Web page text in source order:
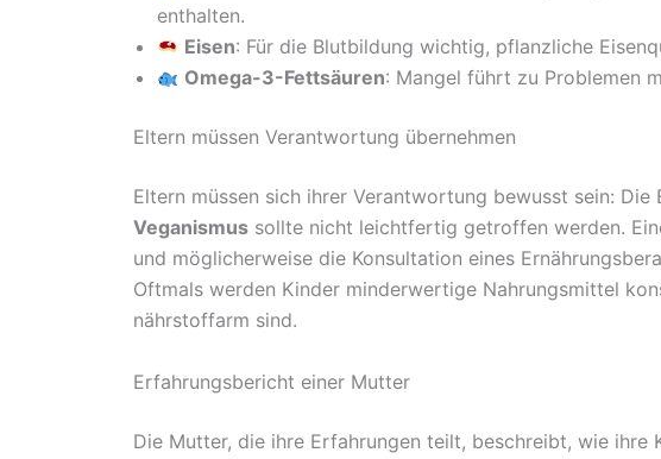
enthalten.
Eisen: Für die Blutbildung wichtig, pflanzliche
Omega-3-Fettsäuren: Mangel führt zu Problemen
Eltern müssen Verantwortung übernehmen
Eltern müssen sich ihrer Verantwortung bewusst sein:
Veganismus sollte nicht leichtfertig getroffen werden.
und möglicherweise die Konsultation eines
Oftmals werden Kinder minderwertige Nahrungsmittel
nährstoffarm sind.
Erfahrungsbericht einer Mutter
Die Mutter, die ihre Erfahrungen teilt, beschreibt, wie ihre